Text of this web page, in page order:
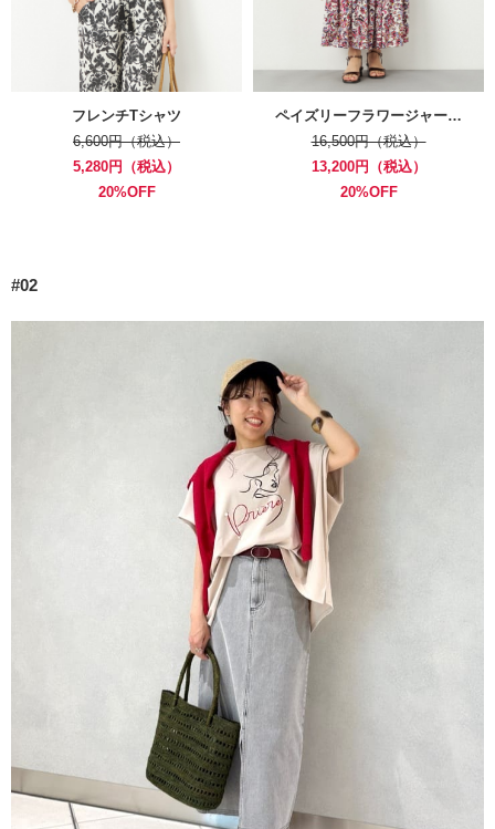
フレンチTシャツ
6,600円（税込）
5,280円（税込）
20%OFF
ペイズリーフラワージャー…
16,500円（税込）
13,200円（税込）
20%OFF
#02